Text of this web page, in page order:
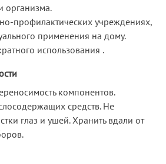
организма.
профилактических учреждениях,
применения на дому.
использования .
компонентов.
средств. Не
глаз и ушей. Хранить вдали от